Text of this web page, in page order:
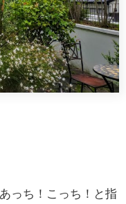
っち！こっち！と指